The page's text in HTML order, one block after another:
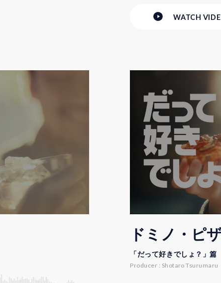
WATCH
ドミノ・ピ
「だって好きでしょ？」篇
Producer : Shotaro Tsurumaru